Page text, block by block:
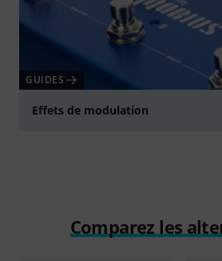
GUIDES
Effets de modulation
Comparez les